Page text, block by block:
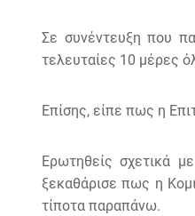
Σε συνέντευξη που
τελευταίες 10 μέρες
Επίσης, είπε πως η
Ερωτηθείς σχετικά
ξεκαθάρισε πως η
τίποτα παραπάνω.